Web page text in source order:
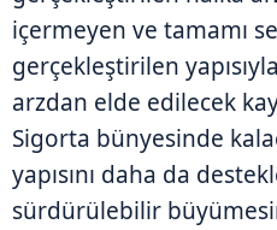
içermeyen ve tamamı
gerçekleştirilen
arzdan elde edilecek
Sigorta bünyesinde
yapısını daha da
sürdürülebilir